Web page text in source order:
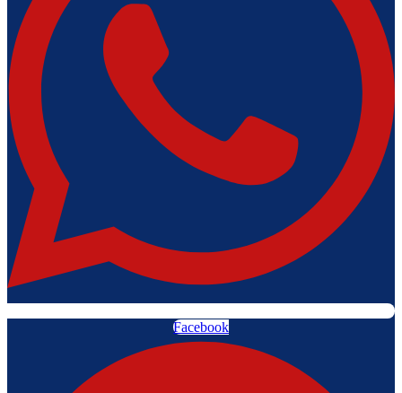
Facebook